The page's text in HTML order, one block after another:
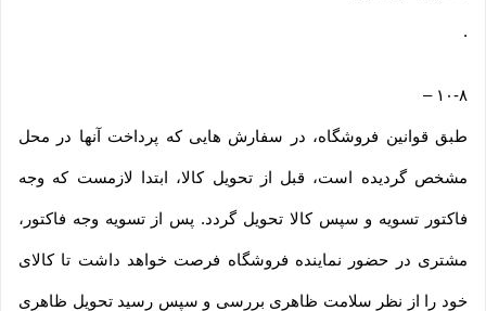
.
۱۰-۸ –
طبق قوانین فروشگاه، در سفارش هایی که پرداخت آنها در محل
مشخص گردیده است، قبل از تحویل کالا، ابتدا لازمست که وجه
فاکتور تسویه و سپس کالا تحویل گردد. پس از تسویه وجه فاکتور،
مشتری در حضور نماینده فروشگاه فرصت خواهد داشت تا کالای
خود را از نظر سلامت ظاهری بررسی و سپس رسید تحویل ظاهری